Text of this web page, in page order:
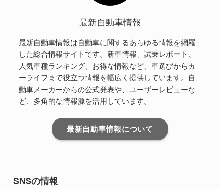
最新自動車情報
最新自動車情報は自動車に関するあらゆる情報を網羅
した総合情報サイトです。新車情報、試乗レポート、
人気車種ランキング、お得な情報など、車選びからカ
ーライフまで役立つ情報を幅広く提供しています。自
動車メーカーからの公式発表や、ユーザーレビューな
ど、多角的な情報源を活用しています。
最新自動車情報について
SNSの情報